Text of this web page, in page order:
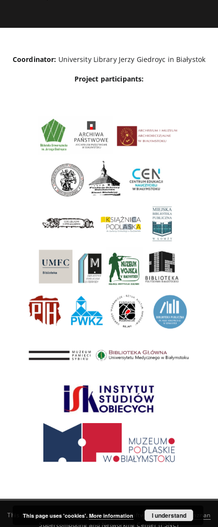
Coordinator: University Library Jerzy Giedroyc in Białystok
Project participants:
This service runs onDInGO dLibra 6.3.21software created by
Poznan
Supercomputing and Networking Center (PSNC)
This page uses 'cookies'. More information I understand